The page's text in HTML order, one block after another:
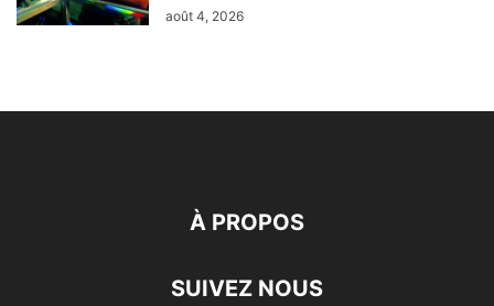
août 4, 2026
À PROPOS
SUIVEZ NOUS